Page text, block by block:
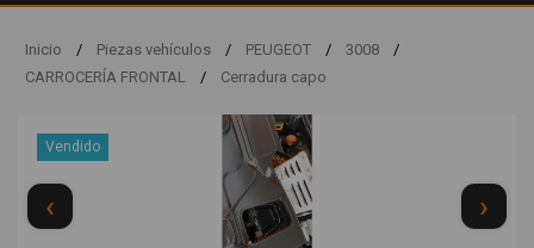
Inicio / Piezas vehículos / PEUGEOT / 3008
/
CARROCERÍA FRONTAL
/ Cerradura capo
Vendido
‹ ›